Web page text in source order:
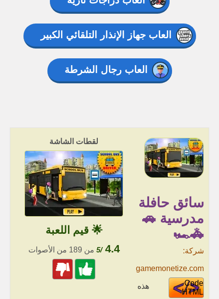
العاب جهاز الإنذار التلقائي الكبير
العاب رجال الشرطة
لقطات الشاشة
🌟 قيم اللعبة
4.4
/5 من 189 من الأصوات
سائق حافلة
مدرسية 🚗
🚓🏎
شركة:
gamemonetize.com
Code
HTML
هذه